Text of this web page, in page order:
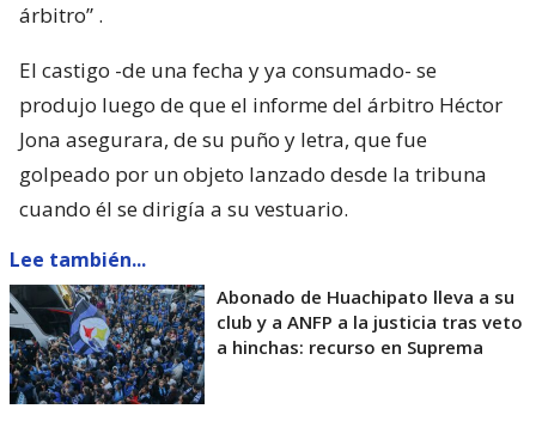
árbitro” .
El castigo -de una fecha y ya consumado- se
produjo luego de que el informe del árbitro Héctor
Jona asegurara, de su puño y letra, que fue
golpeado por un objeto lanzado desde la tribuna
cuando él se dirigía a su vestuario.
Lee también...
Abonado de Huachipato lleva a su
club y a ANFP a la justicia tras veto
a hinchas: recurso en Suprema